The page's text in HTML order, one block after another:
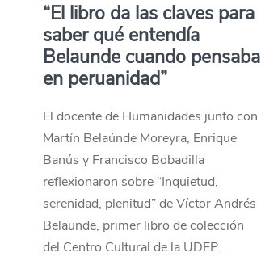
“El libro da las claves para
saber qué entendía
Belaunde cuando pensaba
en peruanidad”
El docente de Humanidades junto con
Martín Belaúnde Moreyra, Enrique
Banús y Francisco Bobadilla
reflexionaron sobre “Inquietud,
serenidad, plenitud” de Víctor Andrés
Belaunde, primer libro de colección
del Centro Cultural de la UDEP.